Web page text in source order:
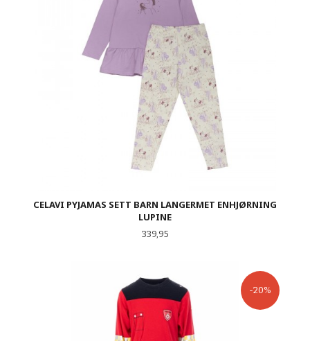
CELAVI PYJAMAS SETT BARN LANGERMET ENHJØRNING
LUPINE
Pris
339,95
-20%